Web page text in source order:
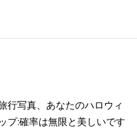
行写真、あなたのハロウィ
プ:確率は無限と美しいです